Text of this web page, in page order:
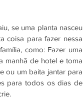
se uma planta nasceu
coisa para fazer nessa
como: Fazer uma
manhã de hotel e toma
ou um baita jantar para
para todos os dias de